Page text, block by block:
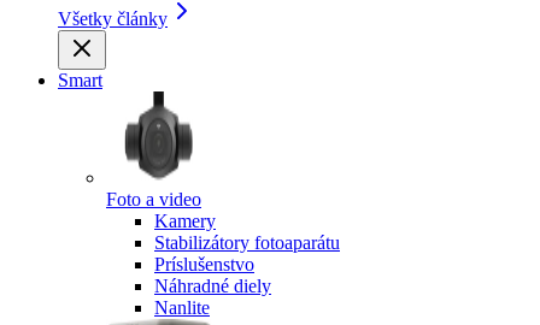
Všetky články
Smart
Foto a video
Kamery
Stabilizátory fotoaparátu
Príslušenstvo
Náhradné diely
Nanlite